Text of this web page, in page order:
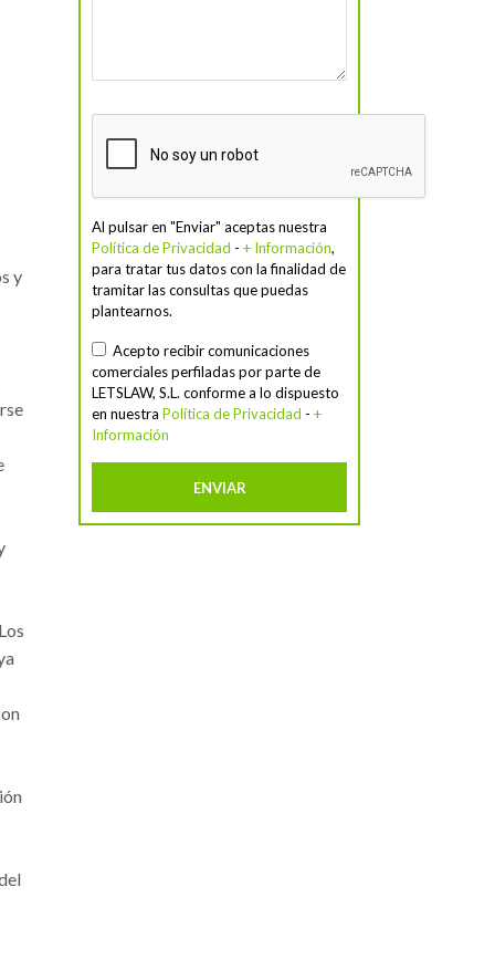
y
Al pulsar en "Enviar" aceptas nuestra
Política de Privacidad - + Información,
para tratar tus datos con la finalidad de
tramitar las consultas que puedas
plantearnos.
Acepto recibir comunicaciones
comerciales perfiladas por parte de
LETSLAW, S.L. conforme a lo dispuesto
en nuestra Política de Privacidad - +
Información